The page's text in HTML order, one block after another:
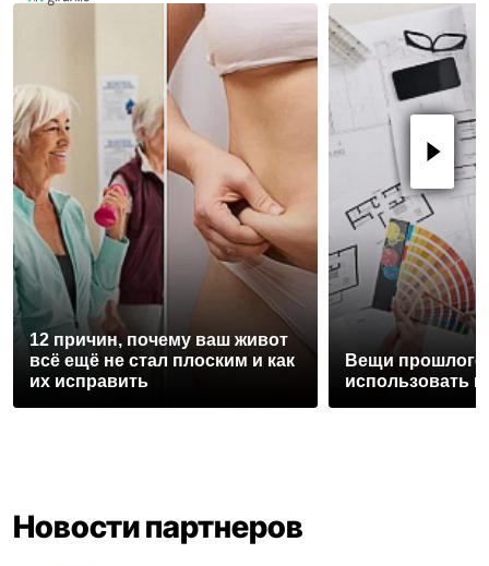
12 причин, почему ваш живот
всё ещё не стал плоским и как
их исправить
Вещи прошлого
использовать
Новости партнеров